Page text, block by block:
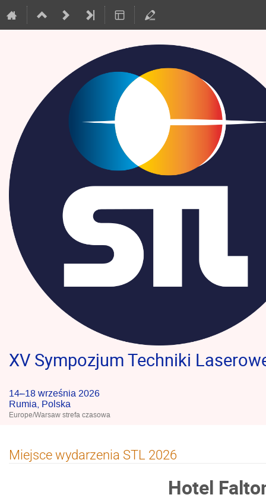
XV Sympozjum Techniki
14–18 września 2026
Rumia, Polska
Europe/Warsaw strefa czasowa
Miejsce wydarzenia STL 2026
Hotel